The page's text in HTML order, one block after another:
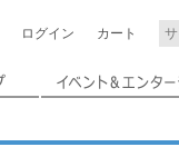
ログイン カート